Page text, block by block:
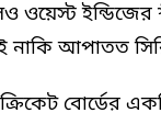
ইন্ডিজের
নাকি আপাতত
বোর্ডের